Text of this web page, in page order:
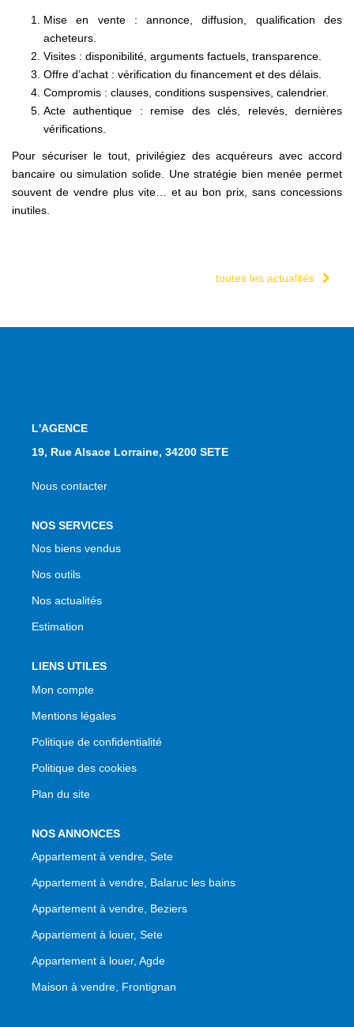
Mise en vente : annonce, diffusion, qualification des
acheteurs.
Visites : disponibilité, arguments factuels, transparence.
Offre d’achat : vérification du financement et des délais.
Compromis : clauses, conditions suspensives, calendrier.
Acte authentique : remise des clés, relevés, dernières
vérifications.
Pour sécuriser le tout, privilégiez des acquéreurs avec accord
bancaire ou simulation solide. Une stratégie bien menée permet
souvent de vendre plus vite… et au bon prix, sans concessions
inutiles.
toutes les actualités
L'AGENCE
19, Rue Alsace Lorraine, 34200 SETE
Nous contacter
NOS SERVICES
Nos biens vendus
Nos outils
Nos actualités
Estimation
LIENS UTILES
Mon compte
Mentions légales
Politique de confidentialité
Politique des cookies
Plan du site
NOS ANNONCES
Appartement à vendre, Sete
Appartement à vendre, Balaruc les bains
Appartement à vendre, Beziers
Appartement à louer, Sete
Appartement à louer, Agde
Maison à vendre, Frontignan